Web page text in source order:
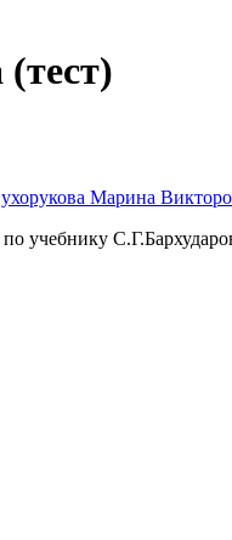
Марина
учебнику